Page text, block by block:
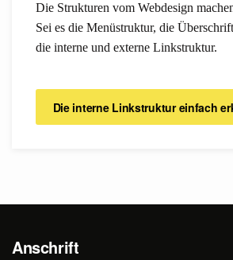
Die Strukturen vom Webdesign
Sei es die Menüstruktur, die
die interne und externe Linkstruktur.
Die interne Linkstruktur einfach
Anschrift